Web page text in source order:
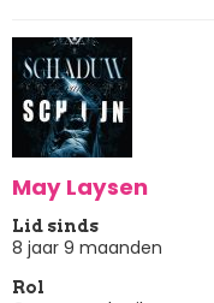
May Laysen
Lid sinds
8 jaar 9 maanden
Rol